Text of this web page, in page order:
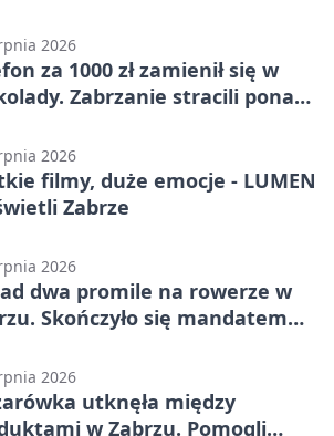
2026
za 1000 zł zamienił się w
Zabrzanie stracili ponad
2026
filmy, duże emocje - LUMEN
Zabrze
2026
dwa promile na rowerze w
Skończyło się mandatem
2026
utknęła między
w Zabrzu. Pomogli